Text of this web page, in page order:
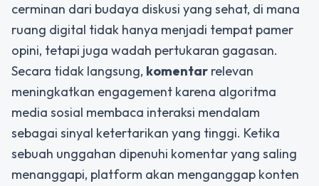
cerminan dari budaya diskusi yang sehat, di mana
ruang digital tidak hanya menjadi tempat pamer
opini, tetapi juga wadah pertukaran gagasan.
Secara tidak langsung, komentar relevan
meningkatkan engagement karena algoritma
media sosial membaca interaksi mendalam
sebagai sinyal ketertarikan yang tinggi. Ketika
sebuah unggahan dipenuhi komentar yang saling
menanggapi, platform akan menganggap konten